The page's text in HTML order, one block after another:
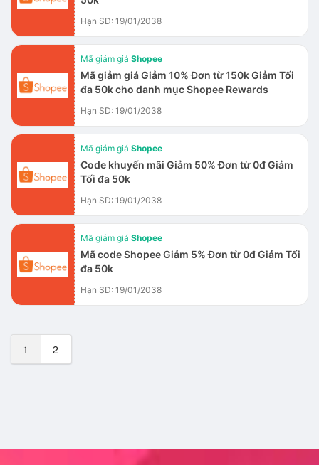
Hạn SD: 19/01/2038
Mã giảm giá Shopee
Mã giảm giá Giảm 10% Đơn từ 150k Giảm Tối
đa 50k cho danh mục Shopee Rewards
Hạn SD: 19/01/2038
Mã giảm giá Shopee
Code khuyến mãi Giảm 50% Đơn từ 0đ Giảm
Tối đa 50k
Hạn SD: 19/01/2038
Mã giảm giá Shopee
Mã code Shopee Giảm 5% Đơn từ 0đ Giảm Tối
đa 50k
Hạn SD: 19/01/2038
1 2